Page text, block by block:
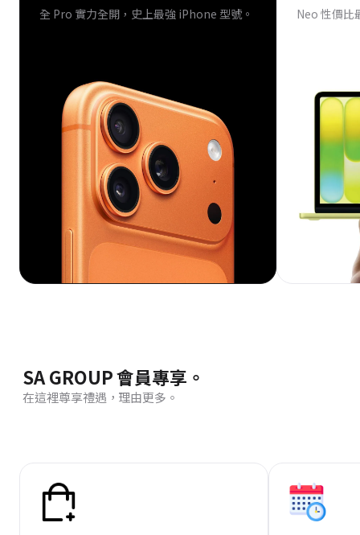
全 Pro 實力全開，史上最強 iPhone 型號。 Neo 性價比
SA GROUP 會員專享。
在這裡尊享禮遇，理由更多。